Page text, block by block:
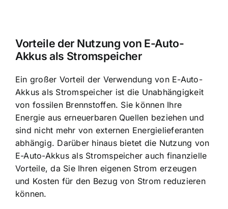
Vorteile der Nutzung von E-Auto-
Akkus als Stromspeicher
Ein großer Vorteil der Verwendung von E-Auto-
Akkus als Stromspeicher ist die Unabhängigkeit
von fossilen Brennstoffen. Sie können Ihre
Energie aus erneuerbaren Quellen beziehen und
sind nicht mehr von externen Energielieferanten
abhängig. Darüber hinaus bietet die Nutzung von
E-Auto-Akkus als Stromspeicher auch finanzielle
Vorteile, da Sie Ihren eigenen Strom erzeugen
und Kosten für den Bezug von Strom reduzieren
können.